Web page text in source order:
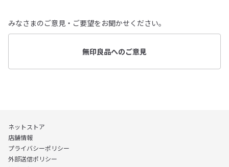
みなさまのご意見・ご要望をお聞かせください。
無印良品へのご意見
ネットストア
店舗情報
プライバシーポリシー
外部送信ポリシー